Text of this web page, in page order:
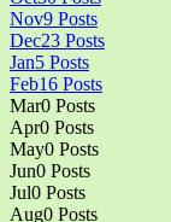
Nov9 Posts
Dec23 Posts
Jan5 Posts
Feb16 Posts
Mar0 Posts
Apr0 Posts
May0 Posts
Jun0 Posts
Jul0 Posts
Aug0 Posts